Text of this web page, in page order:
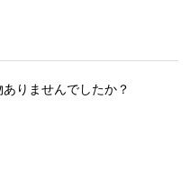
りませんでしたか？